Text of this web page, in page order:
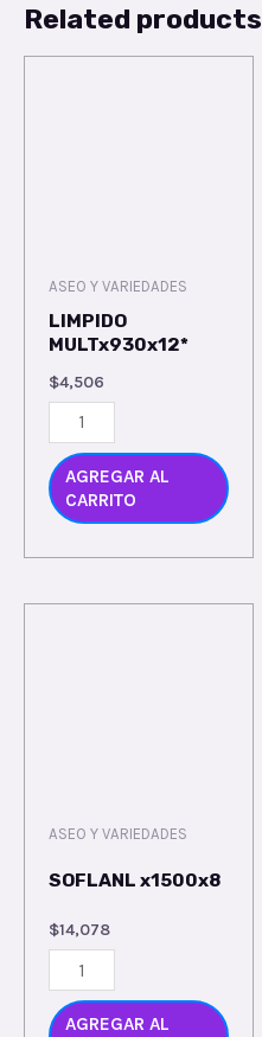
Related products
ASEO Y VARIEDADES
LIMPIDO
MULTx930x12*
$4,506
AGREGAR AL
CARRITO
ASEO Y VARIEDADES
SOFLANL x1500x8
$14,078
AGREGAR AL